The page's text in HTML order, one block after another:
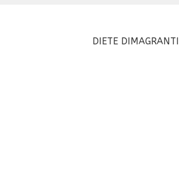
DIETE DIMAGRANTI